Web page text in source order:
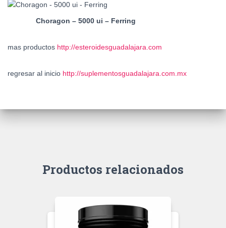
Choragon – 5000 ui – Ferring
mas productos http://esteroidesguadalajara.com
regresar al inicio http://suplementosguadalajara.com.mx
Productos relacionados